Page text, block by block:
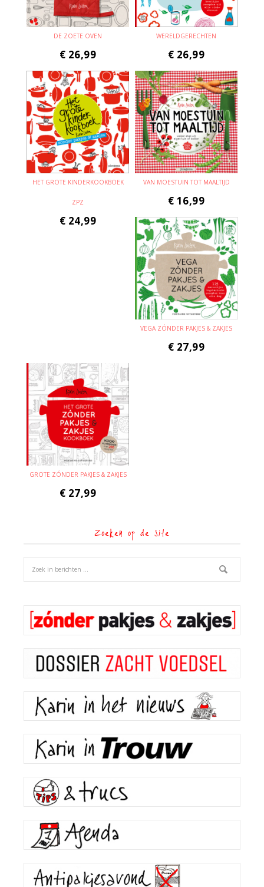
DE ZOETE OVEN
€ 26,99
WERELDGERECHTEN
€ 26,99
HET GROTE KINDERKOOKBOEK
ZPZ
€ 24,99
VAN MOESTUIN TOT MAALTIJD
€ 16,99
VEGA ZÓNDER PAKJES & ZAKJES
€ 27,99
GROTE ZÓNDER PAKJES & ZAKJES
€ 27,99
Zoeken op de site